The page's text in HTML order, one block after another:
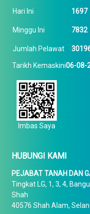
Hari Ini 1697
Minggu Ini 7832
Jumlah Pelawat
Tarikh Kemaskini06-08-
Imbas Saya
HUBUNGI KAMI
PEJABAT TANAH DAN
Tingkat LG, 1, 3, 4,
Shah
40576 Shah Alam,